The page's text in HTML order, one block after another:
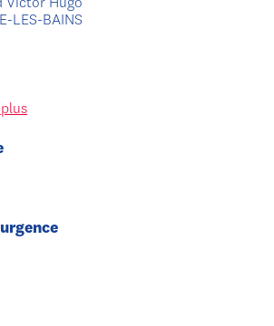
Victor Hugo
LES-BAINS